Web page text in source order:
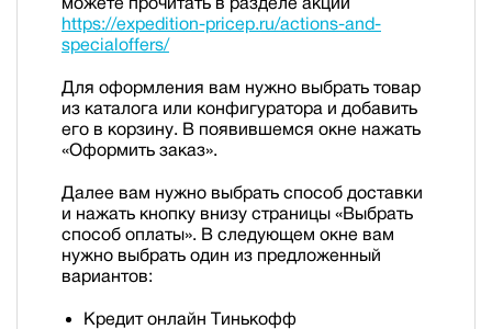
https://expedition-pricep.ru/actions-and-
specialoffers/
Для оформления вам нужно выбрать товар
из каталога или конфигуратора и добавить
его в корзину. В появившемся окне нажать
«Оформить заказ».
Далее вам нужно выбрать способ доставки
и нажать кнопку внизу страницы «Выбрать
способ оплаты». В следующем окне вам
нужно выбрать один из предложенный
вариантов:
Кредит онлайн Тинькофф